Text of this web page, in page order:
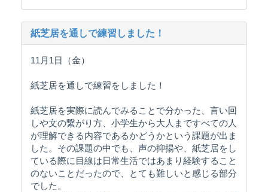
紙芝居を通しで練習しました！
11月1日（金）
紙芝居を通しで練習をしました！
紙芝居を実際に読んでみることで分かった、言い回
しや文の繋がり方、小学生から大人まですべての人
が理解できる内容であるかどうかという課題が出ま
した。その課題の中でも、声の抑揚や、紙芝居をし
ている際に目線は日常生活ではあまり経験すること
のないことだったので、とても難しいと感じる部分
でした。